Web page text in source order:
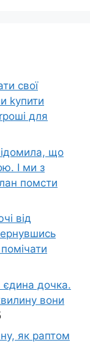
свої
kупити
для
що
І ми з
помсти
від
єдина дочка.
вони
як раптом